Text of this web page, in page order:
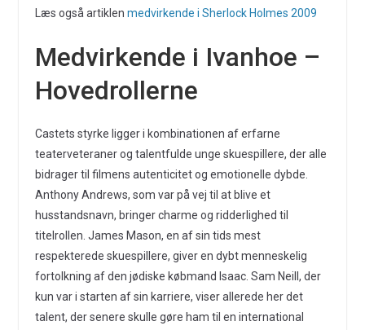
Læs også artiklen medvirkende i Sherlock Holmes 2009
Medvirkende i Ivanhoe –
Hovedrollerne
Castets styrke ligger i kombinationen af erfarne
teaterveteraner og talentfulde unge skuespillere, der alle
bidrager til filmens autenticitet og emotionelle dybde.
Anthony Andrews, som var på vej til at blive et
husstandsnavn, bringer charme og ridderlighed til
titelrollen. James Mason, en af sin tids mest
respekterede skuespillere, giver en dybt menneskelig
fortolkning af den jødiske købmand Isaac. Sam Neill, der
kun var i starten af sin karriere, viser allerede her det
talent, der senere skulle gøre ham til en international